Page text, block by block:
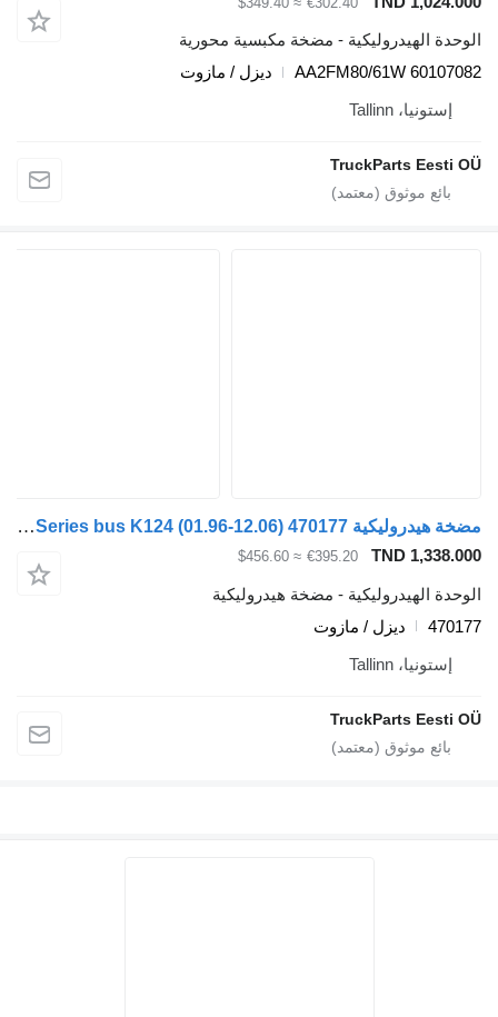
- مضخة مكبسية محورية
AA2FM80/
ديزل / مازوت
مضخة هيدروليكية Scania 4-Series bus K124 (01.96-12.06) 470177 لـ الباصات Scania 4-series bus (1995-2006)
€395.20
≈ $456.60
- مضخة هيدروليكية
ديزل / مازوت